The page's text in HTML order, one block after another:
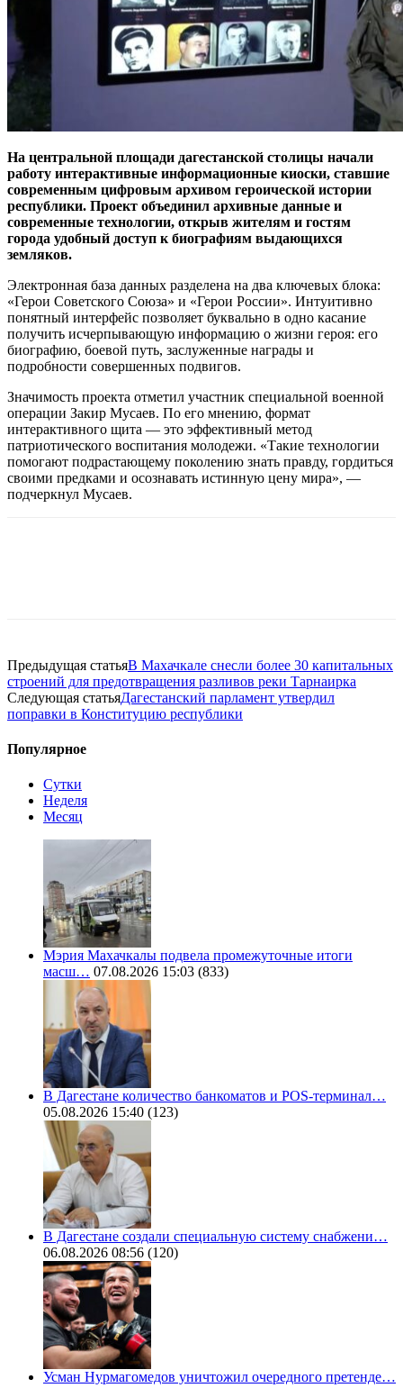
На центральной площади дагестанской столицы начали
работу интерактивные информационные киоски, ставшие
современным цифровым архивом героической истории
республики. Проект объединил архивные данные и
современные технологии, открыв жителям и гостям
города удобный доступ к биографиям выдающихся
земляков.
Электронная база данных разделена на два ключевых блока:
«Герои Советского Союза» и «Герои России». Интуитивно
понятный интерфейс позволяет буквально в одно касание
получить исчерпывающую информацию о жизни героя: его
биографию, боевой путь, заслуженные награды и
подробности совершенных подвигов.
Значимость проекта отметил участник специальной военной
операции Закир Мусаев. По его мнению, формат
интерактивного щита — это эффективный метод
патриотического воспитания молодежи. «Такие технологии
помогают подрастающему поколению знать правду, гордиться
своими предками и осознавать истинную цену мира», —
подчеркнул Мусаев.
Предыдущая статьяВ Махачкале снесли более 30 капитальных
строений для предотвращения разливов реки Тарнаирка
Следующая статьяДагестанский парламент утвердил
поправки в Конституцию республики
Популярное
Сутки
Неделя
Месяц
Мэрия Махачкалы подвела промежуточные итоги
масш… 07.08.2026 15:03 (833)
В Дагестане количество банкоматов и POS-терминал…
05.08.2026 15:40 (123)
В Дагестане создали специальную систему снабжени…
06.08.2026 08:56 (120)
Усман Нурмагомедов уничтожил очередного претенде…